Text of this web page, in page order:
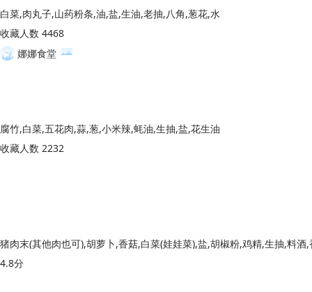
白菜,肉丸子,山药粉条,油,盐,生油,老抽,八角,葱花,水
收藏人数 4468
娜娜食堂
腐竹,白菜,五花肉,蒜,葱,小米辣,蚝油,生抽,盐,花生油
收藏人数 2232
4.8分